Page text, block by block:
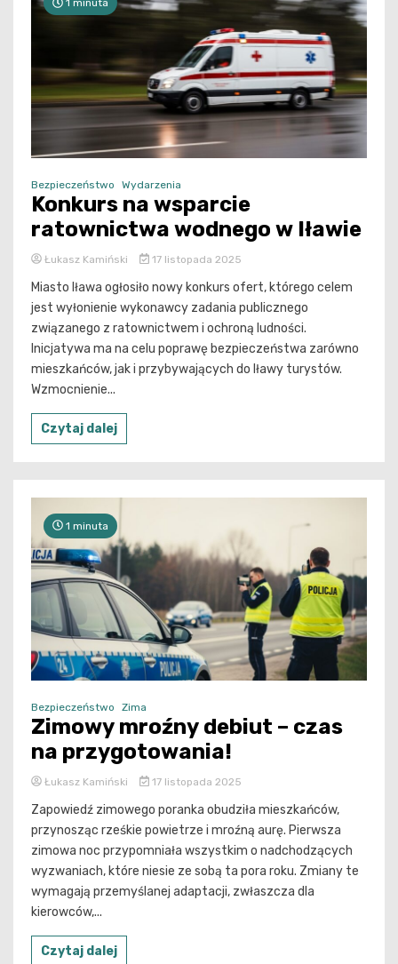
1 minuta
Bezpieczeństwo Wydarzenia
Konkurs na wsparcie
ratownictwa wodnego w Iławie
Łukasz Kamiński 17 listopada 2025
Miasto Iława ogłosiło nowy konkurs ofert, którego celem
jest wyłonienie wykonawcy zadania publicznego
związanego z ratownictwem i ochroną ludności.
Inicjatywa ma na celu poprawę bezpieczeństwa zarówno
mieszkańców, jak i przybywających do Iławy turystów.
Wzmocnienie...
Czytaj dalej
1 minuta
Bezpieczeństwo Zima
Zimowy mroźny debiut – czas
na przygotowania!
Łukasz Kamiński 17 listopada 2025
Zapowiedź zimowego poranka obudziła mieszkańców,
przynosząc rześkie powietrze i mroźną aurę. Pierwsza
zimowa noc przypomniała wszystkim o nadchodzących
wyzwaniach, które niesie ze sobą ta pora roku. Zmiany te
wymagają przemyślanej adaptacji, zwłaszcza dla
kierowców,...
Czytaj dalej